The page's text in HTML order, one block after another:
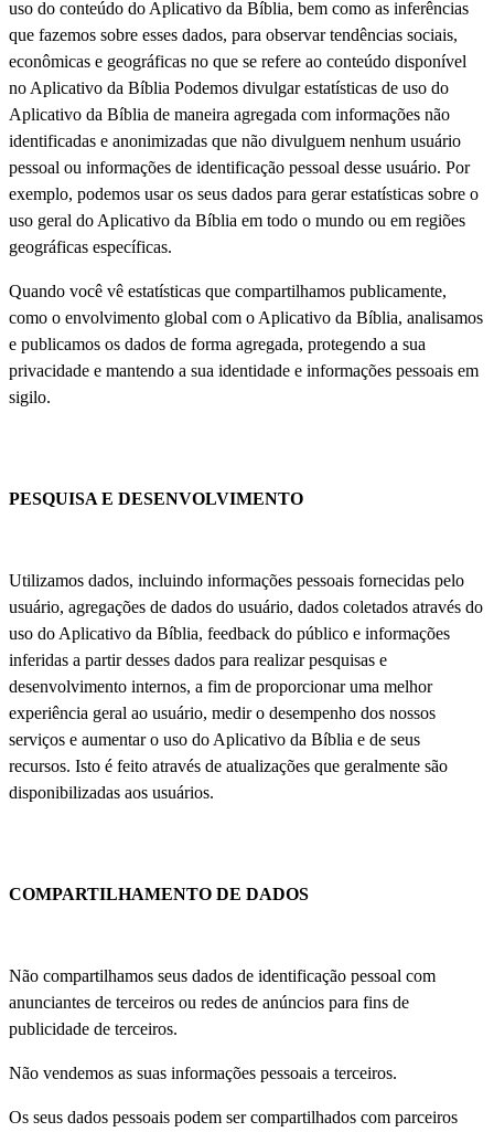
uso do conteúdo do Aplicativo da Bíblia, bem como as inferências
que fazemos sobre esses dados, para observar tendências sociais,
econômicas e geográficas no que se refere ao conteúdo disponível
no Aplicativo da Bíblia Podemos divulgar estatísticas de uso do
Aplicativo da Bíblia de maneira agregada com informações não
identificadas e anonimizadas que não divulguem nenhum usuário
pessoal ou informações de identificação pessoal desse usuário. Por
exemplo, podemos usar os seus dados para gerar estatísticas sobre o
uso geral do Aplicativo da Bíblia em todo o mundo ou em regiões
geográficas específicas.
Quando você vê estatísticas que compartilhamos publicamente,
como o envolvimento global com o Aplicativo da Bíblia, analisamos
e publicamos os dados de forma agregada, protegendo a sua
privacidade e mantendo a sua identidade e informações pessoais em
sigilo.
PESQUISA E DESENVOLVIMENTO
Utilizamos dados, incluindo informações pessoais fornecidas pelo
usuário, agregações de dados do usuário, dados coletados através do
uso do Aplicativo da Bíblia, feedback do público e informações
inferidas a partir desses dados para realizar pesquisas e
desenvolvimento internos, a fim de proporcionar uma melhor
experiência geral ao usuário, medir o desempenho dos nossos
serviços e aumentar o uso do Aplicativo da Bíblia e de seus
recursos. Isto é feito através de atualizações que geralmente são
disponibilizadas aos usuários.
COMPARTILHAMENTO DE DADOS
Não compartilhamos seus dados de identificação pessoal com
anunciantes de terceiros ou redes de anúncios para fins de
publicidade de terceiros.
Não vendemos as suas informações pessoais a terceiros.
Os seus dados pessoais podem ser compartilhados com parceiros